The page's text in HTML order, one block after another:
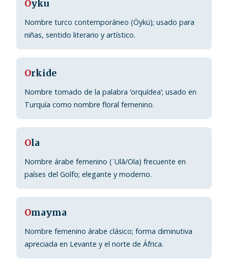
Oyku
Nombre turco contemporáneo (Öykü); usado para
niñas, sentido literario y artístico.
Orkide
Nombre tomado de la palabra ‘orquídea’; usado en
Turquía como nombre floral femenino.
Ola
Nombre árabe femenino (ʿUlā/Ola) frecuente en
países del Golfo; elegante y moderno.
Omayma
Nombre femenino árabe clásico; forma diminutiva
apreciada en Levante y el norte de África.